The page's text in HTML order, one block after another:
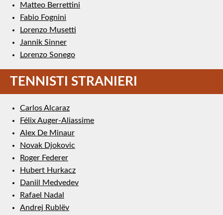
Matteo Berrettini
Fabio Fognini
Lorenzo Musetti
Jannik Sinner
Lorenzo Sonego
TENNISTI STRANIERI
Carlos Alcaraz
Félix Auger-Aliassime
Alex De Minaur
Novak Djokovic
Roger Federer
Hubert Hurkacz
Daniil Medvedev
Rafael Nadal
Andrej Rublëv